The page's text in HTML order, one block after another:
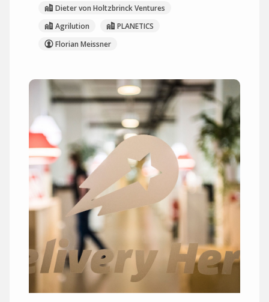
Dieter von Holtzbrinck Ventures
Agrilution
PLANETICS
Florian Meissner